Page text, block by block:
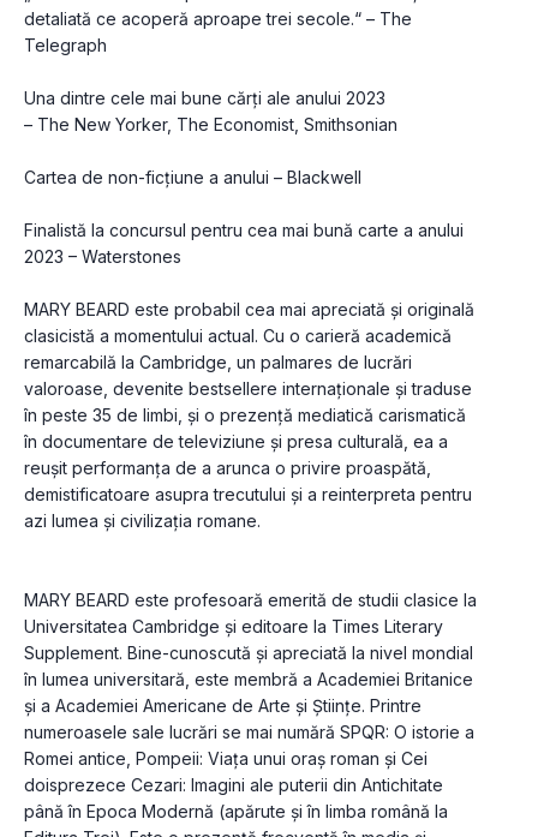
detaliată ce acoperă aproape trei secole.“ – The
Telegraph
Una dintre cele mai bune cărți ale anului 2023
– The New Yorker, The Economist, Smithsonian
Cartea de non-ficțiune a anului – Blackwell
Finalistă la concursul pentru cea mai bună carte a anului
2023 – Waterstones
MARY BEARD este probabil cea mai apreciată și originală
clasicistă a momentului actual. Cu o carieră academică
remarcabilă la Cambridge, un palmares de lucrări
valoroase, devenite bestsellere internaționale și traduse
în peste 35 de limbi, și o prezență mediatică carismatică
în documentare de televiziune și presa culturală, ea a
reușit performanța de a arunca o privire proaspătă,
demistificatoare asupra trecutului și a reinterpreta pentru
azi lumea și civilizația romane.
MARY BEARD este profesoară emerită de studii clasice la
Universitatea Cambridge şi editoare la Times Literary
Supplement. Bine-cunoscută şi apreciată la nivel mondial
în lumea universitară, este membră a Academiei Britanice
şi a Academiei Americane de Arte şi Ştiinţe. Printre
numeroasele sale lucrări se mai numără SPQR: O istorie a
Romei antice, Pompeii: Viața unui oraș roman și Cei
doisprezece Cezari: Imagini ale puterii din Antichitate
până în Epoca Modernă (apărute și în limba română la